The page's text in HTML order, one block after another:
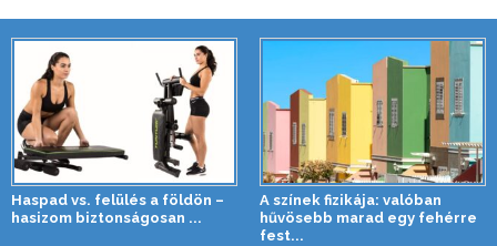
Haspad vs. felülés a földön –
hasizom biztonságosan ...
A színek fizikája: valóban
hűvösebb marad egy fehérre
fest...